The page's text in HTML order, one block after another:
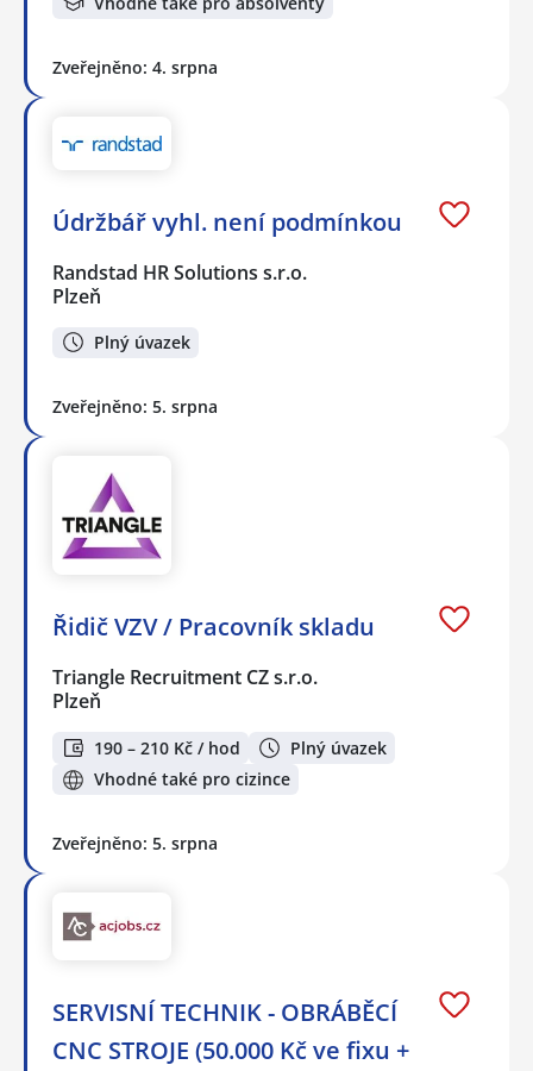
Zveřejněno: 4. srpna
Údržbář vyhl. není podmínkou
Randstad HR Solutions s.r.o.
Plzeň
Plný úvazek
Zveřejněno: 5. srpna
Řidič VZV / Pracovník skladu
Triangle Recruitment CZ s.r.o.
Plzeň
190 – 210 Kč / hod
Plný úvazek
Vhodné také pro cizince
Zveřejněno: 5. srpna
SERVISNÍ TECHNIK - OBRÁBĚCÍ
CNC STROJE (50.000 Kč ve fixu +